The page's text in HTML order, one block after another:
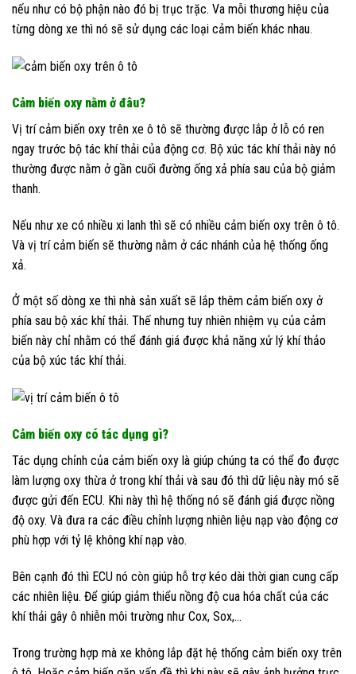
nếu như có bộ phận nào đó bị trục trặc. Va mỗi thương hiệu của
từng dòng xe thì nó sẽ sử dụng các loại cảm biến khác nhau.
Cảm biến oxy nằm ở đâu?
Vị trí cảm biến oxy trên xe ô tô sẽ thường được lắp ở lỗ có ren
ngay trước bộ tác khí thải của động cơ. Bộ xúc tác khí thải này nó
thường được nằm ở gần cuối đường ống xả phía sau của bộ giảm
thanh.
Nếu như xe có nhiều xi lanh thì sẽ có nhiều cảm biến oxy trên ô tô.
Và vị trí cảm biến sẽ thường nằm ở các nhánh của hệ thống ống
xả.
Ở một số dòng xe thì nhà sản xuất sẽ lắp thêm cảm biến oxy ở
phía sau bộ xác khí thải. Thế nhưng tuy nhiên nhiệm vụ của cảm
biến này chỉ nhằm có thể đánh giá được khả năng xử lý khí thảo
của bộ xúc tác khí thải.
Cảm biến oxy có tác dụng gì?
Tác dụng chỉnh của cảm biến oxy là giúp chúng ta có thể đo được
làm lượng oxy thừa ở trong khí thải và sau đó thì dữ liệu này mó sẽ
được gửi đến ECU. Khi này thì hệ thống nó sẽ đánh giá được nồng
độ oxy. Và đưa ra các điều chỉnh lượng nhiên liệu nạp vào động cơ
phù hợp với tỷ lệ không khí nạp vào.
Bên cạnh đó thì ECU nó còn giúp hỗ trợ kéo dài thời gian cung cấp
các nhiên liệu. Để giúp giảm thiểu nồng độ cua hóa chất của các
khí thải gây ô nhiễn môi trường như Cox, Sox,…
Trong trường hợp mà xe không lắp đặt hệ thống cảm biến oxy trên